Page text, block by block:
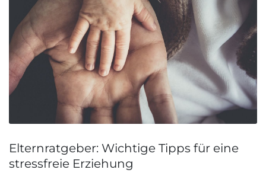
Elternratgeber: Wichtige Tipps für eine
stressfreie Erziehung